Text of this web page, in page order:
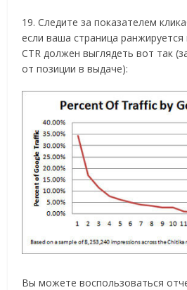
19. Следите за показателем
если ваша страница
CTR должен выглядеть вот так
от позиции в выдаче):
Вы можете воспользоваться